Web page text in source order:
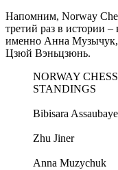
Напомним, Norway
третий раз в истории
именно Анна Музычук,
Цзюй Вэньцзюнь.
NORWAY
STANDINGS
Bibisara
Zhu Jiner
Anna Muzychuk